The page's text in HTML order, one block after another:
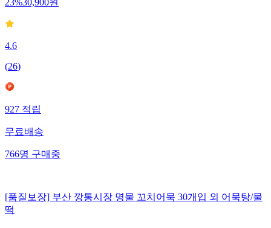
23%30,900원
4.6
(26)
927적립
무료배송
766명구매중
[품질보장] 부산 깡통시장 명물 꼬치어묵 30개입 외 어묵탕/물
떡